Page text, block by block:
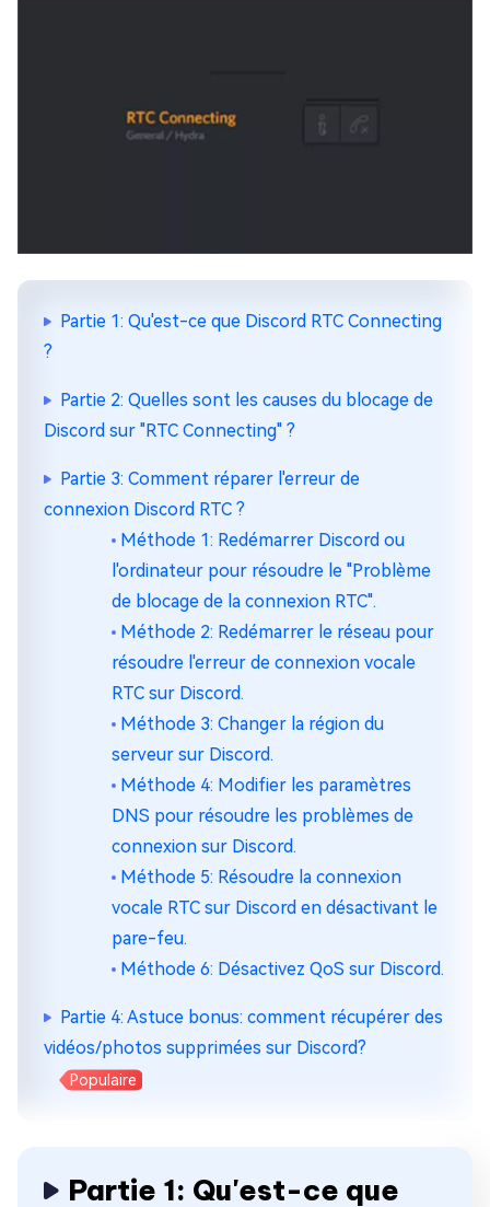
Partie 1: Qu'est-ce que Discord RTC Connecting
?
Partie 2: Quelles sont les causes du blocage de
Discord sur "RTC Connecting" ?
Partie 3: Comment réparer l'erreur de
connexion Discord RTC ?
Méthode 1: Redémarrer Discord ou
l'ordinateur pour résoudre le "Problème
de blocage de la connexion RTC".
Méthode 2: Redémarrer le réseau pour
résoudre l'erreur de connexion vocale
RTC sur Discord.
Méthode 3: Changer la région du
serveur sur Discord.
Méthode 4: Modifier les paramètres
DNS pour résoudre les problèmes de
connexion sur Discord.
Méthode 5: Résoudre la connexion
vocale RTC sur Discord en désactivant le
pare-feu.
Méthode 6: Désactivez QoS sur Discord.
Partie 4: Astuce bonus: comment récupérer des
vidéos/photos supprimées sur Discord?
Populaire
Partie 1: Qu'est-ce que